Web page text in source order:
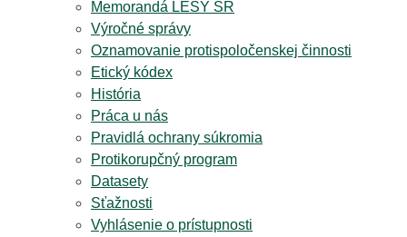
Memorandá LESY SR
Výročné správy
Oznamovanie protispoločenskej činnosti
Etický kódex
História
Práca u nás
Pravidlá ochrany súkromia
Protikorupčný program
Datasety
Sťažnosti
Vyhlásenie o prístupnosti